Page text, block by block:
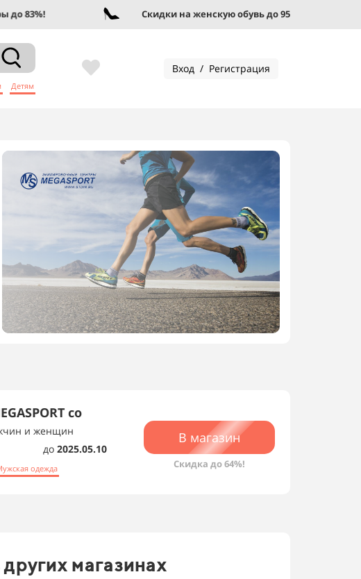
83%! Скидки на женскую обувь до 95%!
Детям
Вход / Регистрация
Скидки магазина
со
и женщин
до 2025.05.10
одежда
В магазин
Скидка до 64%!
магазинах